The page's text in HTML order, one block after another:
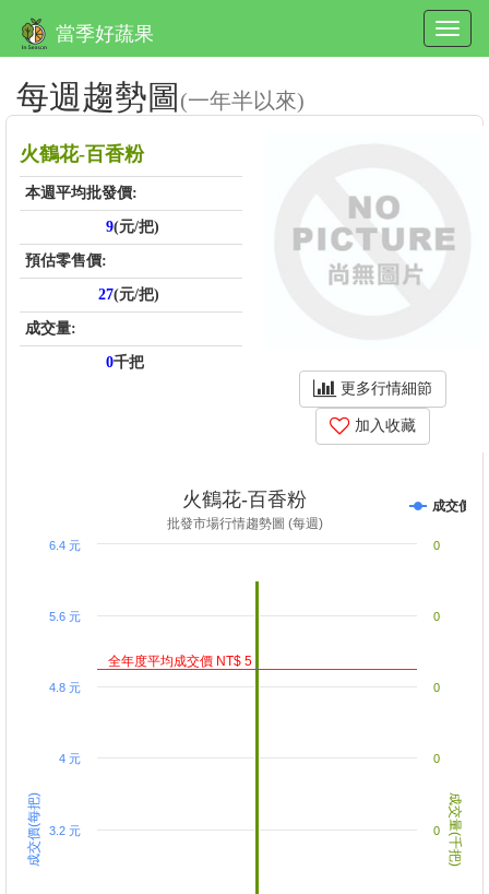
當季好蔬果
每週趨勢圖 (一年半以來)
火鶴花-百香粉
本週平均批發價:
9(元/把)
預估零售價:
27(元/把)
成交量:
0千把
更多行情細節
加入收藏
成交價(每把) 成交量(千把)
火鶴花-百香粉
批發市場行情趨勢圖 (每週)
成交價
3.2 元
4 元
4.8 元
5.6 元
6.4 元
0
0
0
0
0
全年度平均成交價 NT$ 5